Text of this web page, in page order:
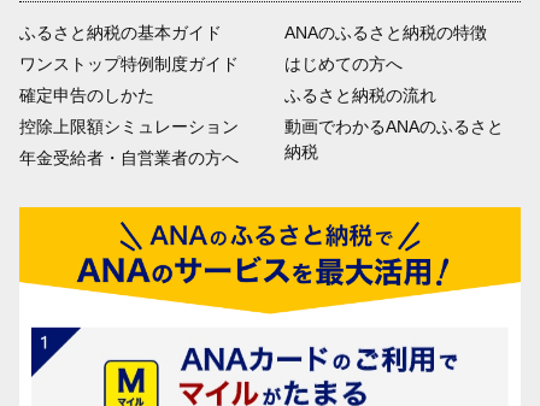
ふるさと納税の基本ガイド
ワンストップ特例制度ガイド
確定申告のしかた
控除上限額シミュレーション
年金受給者・自営業者の方へ
ANAのふるさと納税の特徴
はじめての方へ
ふるさと納税の流れ
動画でわかるANAのふるさと
納税